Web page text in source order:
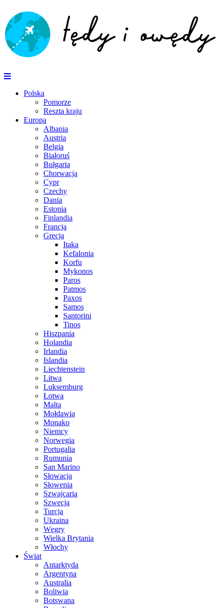
Polska
Pomorze
Reszta kraju
Europa
Albania
Austria
Belgia
Białoruś
Bułgaria
Chorwacja
Cypr
Czechy
Dania
Estonia
Finlandia
Francja
Grecja
Itaka
Kefalonia
Korfu
Mykonos
Paros
Patmos
Paxos
Samos
Santorini
Tinos
Hiszpania
Holandia
Irlandia
Islandia
Liechtenstein
Litwa
Luksemburg
Łotwa
Malta
Mołdawia
Monako
Niemcy
Norwegia
Portugalia
Rumunia
San Marino
Słowacja
Słowenia
Szwajcaria
Szwecja
Turcja
Ukraina
Węgry
Wielka Brytania
Włochy
Świat
Antarktyda
Argentyna
Australia
Boliwia
Botswana